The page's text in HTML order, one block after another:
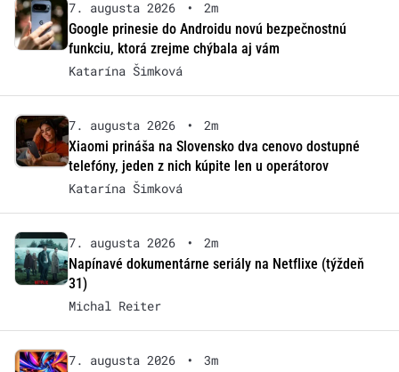
7. augusta 2026 •
2m
Google prinesie do Androidu novú bezpečnostnú
funkciu, ktorá zrejme chýbala aj vám
Katarína Šimková
7. augusta 2026 •
2m
Xiaomi prináša na Slovensko dva cenovo dostupné
telefóny, jeden z nich kúpite len u operátorov
Katarína Šimková
7. augusta 2026 •
2m
Napínavé dokumentárne seriály na Netflixe (týždeň
31)
Michal Reiter
7. augusta 2026 •
3m